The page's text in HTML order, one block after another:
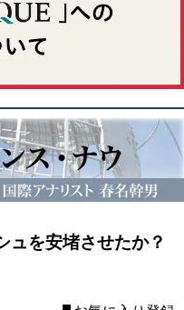
ュを安堵させたか？